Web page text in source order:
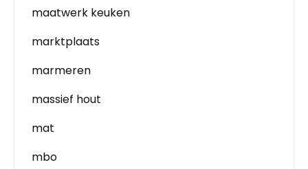
maatwerk keuken
marktplaats
marmeren
massief hout
mat
mbo